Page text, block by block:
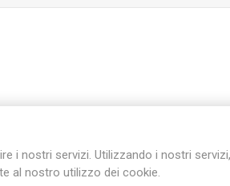
INVIA
i nostri servizi. Utilizzando i nostri servizi,
al nostro utilizzo dei cookie.